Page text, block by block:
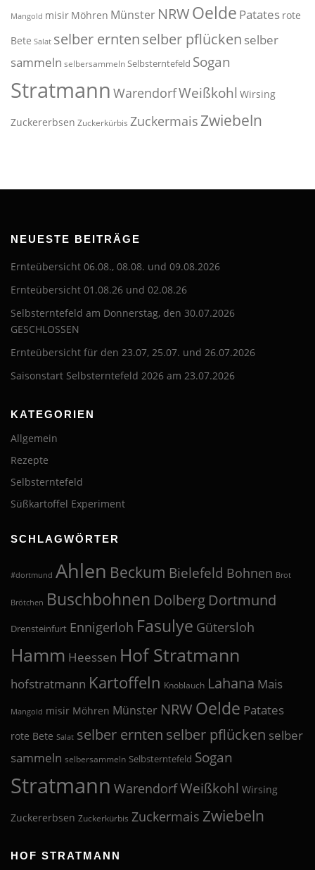
Mangold misir Möhren Münster NRWOelde Patates rote
Bete Salat selber erntenselber pflücken selber
sammeln selbersammelnSelbsterntefeld Sogan
Stratmann WarendorfWeißkohl Wirsing
Zuckererbsen Zuckerkürbis Zuckermais Zwiebeln
NEUESTE BEITRÄGE
Ernteübersicht 06.08., 08.08. und 09.08.2026
Ernteübersicht 01.08.26 und 02.08.26
Selbsterntefeld am Donnerstag, den 30.07.2026
GESCHLOSSEN
Ernteübersicht für den 23.07, 25.07. und 26.07.2026
Saisonstart Selbsterntefeld 2026 am 23.07.2026
KATEGORIEN
Allgemein
Rezepte
Selbsterntefeld
Süßkartoffel Experiment
SCHLAGWÖRTER
#dortmund Ahlen Beckum Bielefeld Bohnen Brot
Brötchen Buschbohnen Dolberg Dortmund
Drensteinfurt Ennigerloh Fasulye Gütersloh
Hamm Heessen Hof Stratmann
hofstratmann Kartoffeln Knoblauch Lahana Mais
Mangold misir Möhren Münster NRW Oelde Patates
rote Bete Salat selber ernten selber pflücken selber
sammeln selbersammeln Selbsterntefeld Sogan
Stratmann WarendorfWeißkohl Wirsing
Zuckererbsen Zuckerkürbis Zuckermais Zwiebeln
HOF STRATMANN